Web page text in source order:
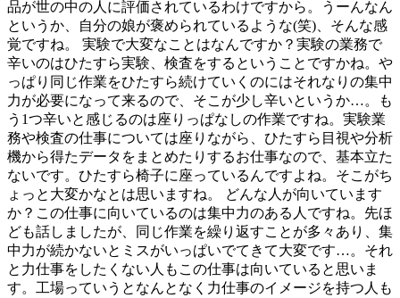
品が世の中の人に評価されているわけですから。うーんなん
というか、自分の娘が褒められているような(笑)、そんな感
覚ですね。 実験で大変なことはなんですか？実験の業務で
辛いのはひたすら実験、検査をするということですかね。や
っぱり同じ作業をひたすら続けていくのにはそれなりの集中
力が必要になって来るので、そこが少し辛いというか…。も
う1つ辛いと感じるのは座りっぱなしの作業ですね。実験業
務や検査の仕事については座りながら、ひたすら目視や分析
機から得たデータをまとめたりするお仕事なので、基本立た
ないです。ひたすら椅子に座っているんですよね。そこがち
ょっと大変かなとは思いますね。 どんな人が向いています
か？この仕事に向いているのは集中力のある人ですね。先ほ
ども話しましたが、同じ作業を繰り返すことが多々あり、集
中力が続かないとミスがいっぱいでてきて大変です…。それ
と力仕事をしたくない人もこの仕事は向いていると思いま
す。工場っていうとなんとなく力仕事のイメージを持つ人も